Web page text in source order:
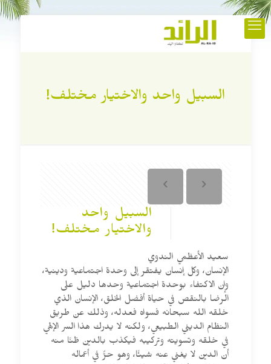
السبيل واحد والاختيار مختلف!
السبيل واحد
والاختيار مختلف!
سعيد الأعظمي الندوي
الإنسان، وكل إنسان يفتقر إلى وحدة اجتماعية ودينية،
وإن الاكتفاء بوحدة اجتماعية وحدها دليل على
الرضا بالنقص في حياة أفضل الخلق، الإنسان الذي
خلقه الله سبحانه فسواه فعدله، وذلك عن طريق
النظام الديني الطبيعي، ولكنه لا يدرك هذا السر الإلهي
في خلقه وتسويته وتركيبه فيكذب بالدين ظنًا منه
أن الدين لا يغني عنه شيئًا، وهو حرٌّ في أعماله